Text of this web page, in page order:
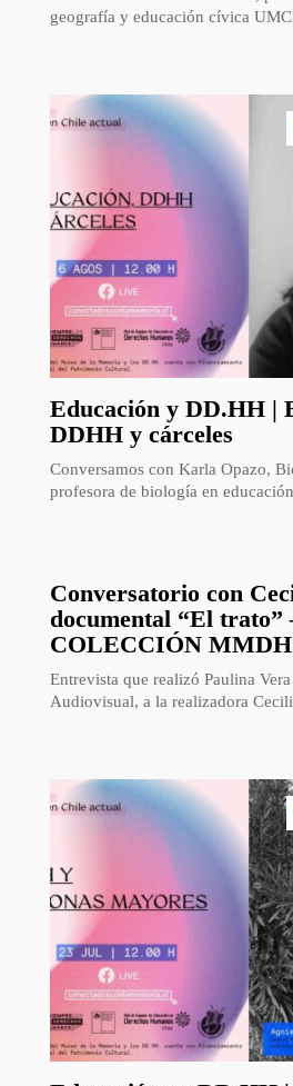
Conversamos con Denis Díaz,
Educación y DD.HH |
DDHH y cárceles
Conversamos con Karla Opazo,
Conversatorio con
documental “El trato”
COLECCIÓN MMDH
Entrevista que realizó Paulina Vera